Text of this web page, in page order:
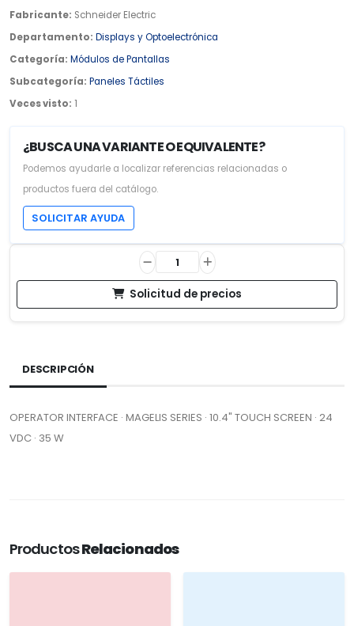
Fabricante: Schneider Electric
Departamento: Displays y Optoelectrónica
Categoría: Módulos de Pantallas
Subcategoría: Paneles Táctiles
Veces visto: 1
¿BUSCA UNA VARIANTE O EQUIVALENTE?
Podemos ayudarle a localizar referencias relacionadas o
productos fuera del catálogo.
SOLICITAR AYUDA
Solicitud de precios
DESCRIPCIÓN
OPERATOR INTERFACE · MAGELIS SERIES · 10.4" TOUCH SCREEN · 24
VDC · 35 W
ProductosRelacionados